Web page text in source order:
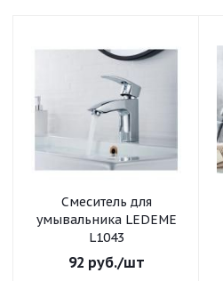
Смеситель для
умывальника LEDEME
L1043
92 руб./шт